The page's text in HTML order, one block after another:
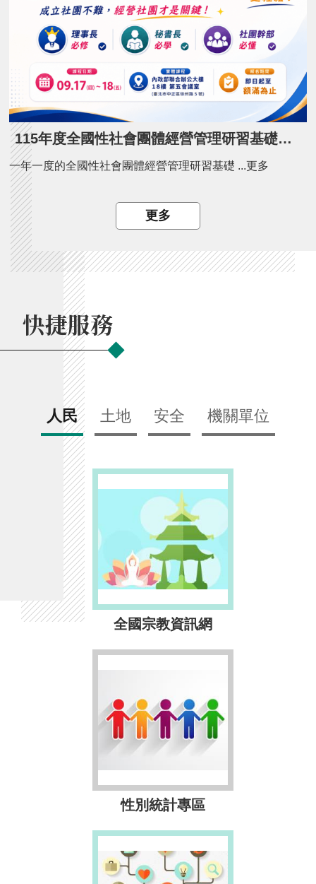
115年度全國性社會團體經營管理研習基礎班開課了！
一年一度的全國性社會團體經營管理研習基礎 ...更多
更多
快捷服務
人民 土地 安全 機關單位
全國宗教資訊網
性別統計專區